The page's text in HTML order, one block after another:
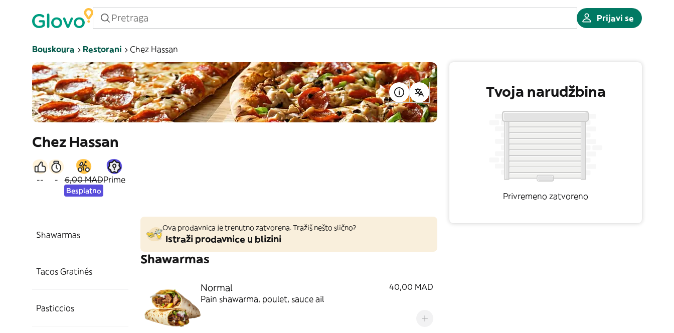
Prijavi se
Bouskoura Restorani Chez Hassan
Chez Hassan
-- - 6,00 MAD
Besplatno
Prime
Shawarmas
Tacos Gratinés
Pasticcios
Ova prodavnica je trenutno zatvorena. Tražiš nešto slično?
Istraži prodavnice u blizini
Shawarmas
Normal
40,00 MAD
Pain shawarma, poulet, sauce ail
Tvoja narudžbina
Privremeno zatvoreno